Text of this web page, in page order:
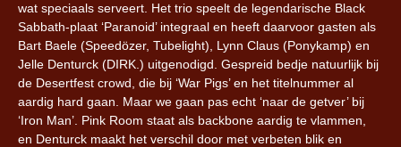
wat speciaals serveert. Het trio speelt de legendarische Black
Sabbath-plaat ‘Paranoid’ integraal en heeft daarvoor gasten als
Bart Baele (Speedözer, Tubelight), Lynn Claus (Ponykamp) en
Jelle Denturck (DIRK.) uitgenodigd. Gespreid bedje natuurlijk bij
de Desertfest crowd, die bij ‘War Pigs’ en het titelnummer al
aardig hard gaan. Maar we gaan pas echt ‘naar de getver’ bij
‘Iron Man’. Pink Room staat als backbone aardig te vlammen,
en Denturck maakt het verschil door met verbeten blik en